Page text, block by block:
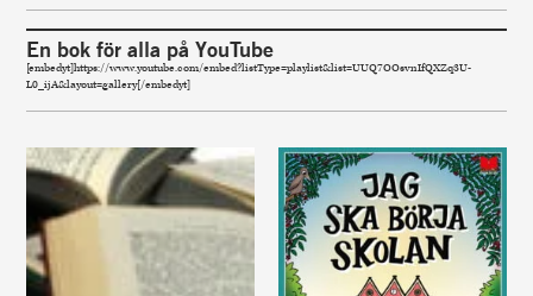
En bok för alla på YouTube
[embedyt]https://www.youtube.com/embed?listType=playlist&list=UUQ7OOsvnIfQXZq3U-
L0_ijA&layout=gallery[/embedyt]